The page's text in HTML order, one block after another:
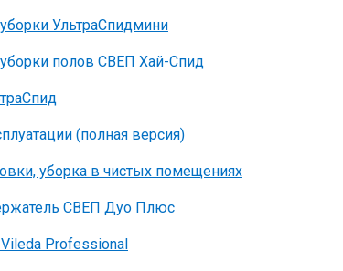
УльтраСпидмини
полов СВЕП Хай-Спид
(полная версия)
уборка в чистых помещениях
СВЕП Дуо Плюс
Professional